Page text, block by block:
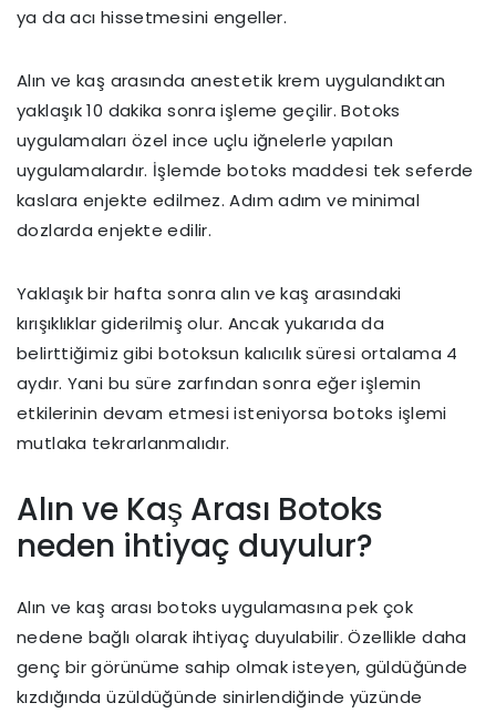
ya da acı hissetmesini engeller.
Alın ve kaş arasında anestetik krem uygulandıktan
yaklaşık 10 dakika sonra işleme geçilir. Botoks
uygulamaları özel ince uçlu iğnelerle yapılan
uygulamalardır. İşlemde botoks maddesi tek seferde
kaslara enjekte edilmez. Adım adım ve minimal
dozlarda enjekte edilir.
Yaklaşık bir hafta sonra alın ve kaş arasındaki
kırışıklıklar giderilmiş olur. Ancak yukarıda da
belirttiğimiz gibi botoksun kalıcılık süresi ortalama 4
aydır. Yani bu süre zarfından sonra eğer işlemin
etkilerinin devam etmesi isteniyorsa botoks işlemi
mutlaka tekrarlanmalıdır.
Alın ve Kaş Arası Botoks
neden ihtiyaç duyulur?
Alın ve kaş arası botoks uygulamasına pek çok
nedene bağlı olarak ihtiyaç duyulabilir. Özellikle daha
genç bir görünüme sahip olmak isteyen, güldüğünde
kızdığında üzüldüğünde sinirlendiğinde yüzünde